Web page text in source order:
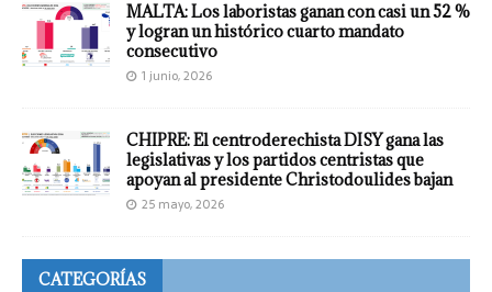
MALTA: Los laboristas ganan con casi un 52 %
y logran un histórico cuarto mandato
consecutivo
1 junio, 2026
CHIPRE: El centroderechista DISY gana las
legislativas y los partidos centristas que
apoyan al presidente Christodoulides bajan
25 mayo, 2026
CATEGORÍAS